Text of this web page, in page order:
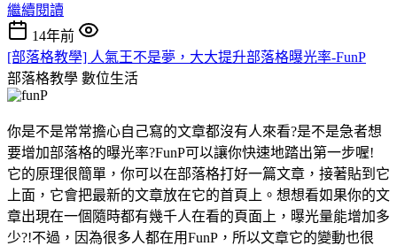
繼續閱讀
14年前
[部落格教學] 人氣王不是夢，大大提升部落格曝光率-FunP
部落格教學 數位生活
你是不是常常擔心自己寫的文章都沒有人來看?是不是急者想
要增加部落格的曝光率?FunP可以讓你快速地踏出第一步喔!
它的原理很簡單，你可以在部落格打好一篇文章，接著貼到它
上面，它會把最新的文章放在它的首頁上。想想看如果你的文
章出現在一個隨時都有幾千人在看的頁面上，曝光量能增加多
少?!不過，因為很多人都在用FunP，所以文章它的變動也很